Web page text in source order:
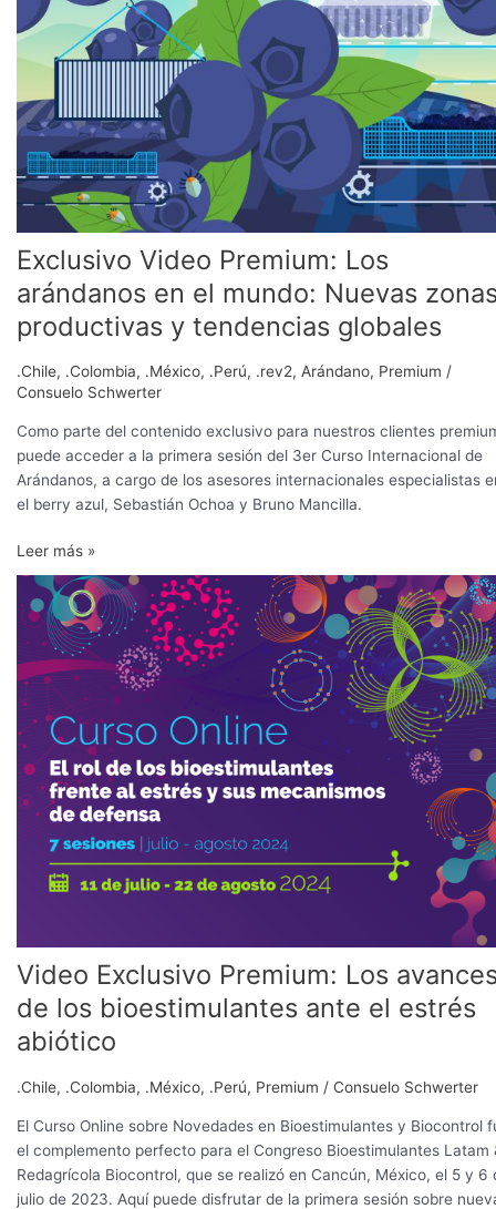
Exclusivo Video Premium: Los
arándanos en el mundo: Nuevas
productivas y tendencias globales
.Chile, .Colombia, .México, .Perú, .rev2, Arándano, Premium /
Consuelo Schwerter
Como parte del contenido exclusivo para nuestros clientes
puede acceder a la primera sesión del 3er Curso Internacional de
Arándanos, a cargo de los asesores internacionales especialistas
el berry azul, Sebastián Ochoa y Bruno Mancilla.
Premium:
Los
arándanos
el
mundo:
Nuevas
zonas
productivas
y
tendencias
globales
Leer más »
Video Exclusivo Premium: Los
de los bioestimulantes ante el estrés
abiótico
.Chile, .Colombia, .México, .Perú, Premium / Consuelo Schwerter
El Curso Online sobre Novedades en Bioestimulantes y Biocontrol
el complemento perfecto para el Congreso Bioestimulantes Latam
Redagrícola Biocontrol, que se realizó en Cancún, México, el 5 y 6
julio de 2023. Aquí puede disfrutar de la primera sesión sobre
Video
Exclusivo
Premium:
Los
avances
de
los
bioestimulantes
ante
el
abiótico